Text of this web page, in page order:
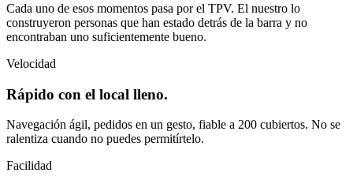
Cada uno de esos momentos pasa por el TPV. El nuestro lo
construyeron personas que han estado detrás de la barra y no
encontraban uno suficientemente bueno.
Velocidad
Rápido con el local lleno.
Navegación ágil, pedidos en un gesto, fiable a 200 cubiertos. No se
ralentiza cuando no puedes permitírtelo.
Facilidad